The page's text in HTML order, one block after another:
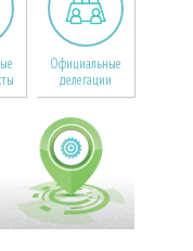
Официальные
делегации